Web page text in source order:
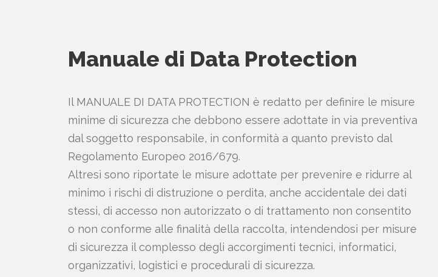
Manuale di Data Protection
Il MANUALE DI DATA PROTECTION è redatto per definire le misure
minime di sicurezza che debbono essere adottate in via preventiva
dal soggetto responsabile, in conformità a quanto previsto dal
Regolamento Europeo 2016/679.
Altresì sono riportate le misure adottate per prevenire e ridurre al
minimo i rischi di distruzione o perdita, anche accidentale dei dati
stessi, di accesso non autorizzato o di trattamento non consentito
o non conforme alle finalità della raccolta, intendendosi per misure
di sicurezza il complesso degli accorgimenti tecnici, informatici,
organizzativi, logistici e procedurali di sicurezza.